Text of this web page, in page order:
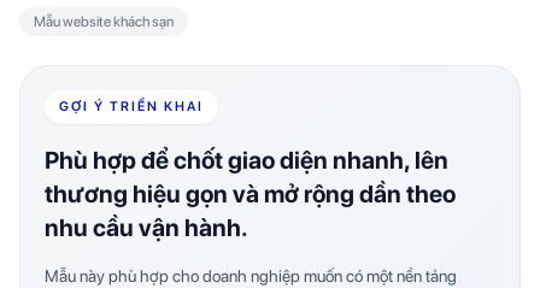
Mẫu website khách sạn
GỢI Ý TRIỂN KHAI
Phù hợp để chốt giao diện nhanh, lên
thương hiệu gọn và mở rộng dần theo
nhu cầu vận hành.
Mẫu này phù hợp cho doanh nghiệp muốn có một nền tảng